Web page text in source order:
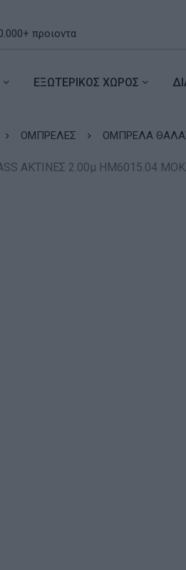
ΕΞΩΤΕΡΙΚΟΣ ΧΩΡΟΣ
ΟΜΠΡΕΛΕΣ ΟΜΠΡΕΛΑ